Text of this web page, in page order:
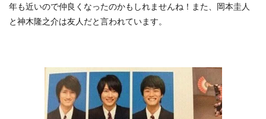
年も近いので仲良くなったのかもしれませんね！また、岡本圭人
と神木隆之介は友人だと言われています。